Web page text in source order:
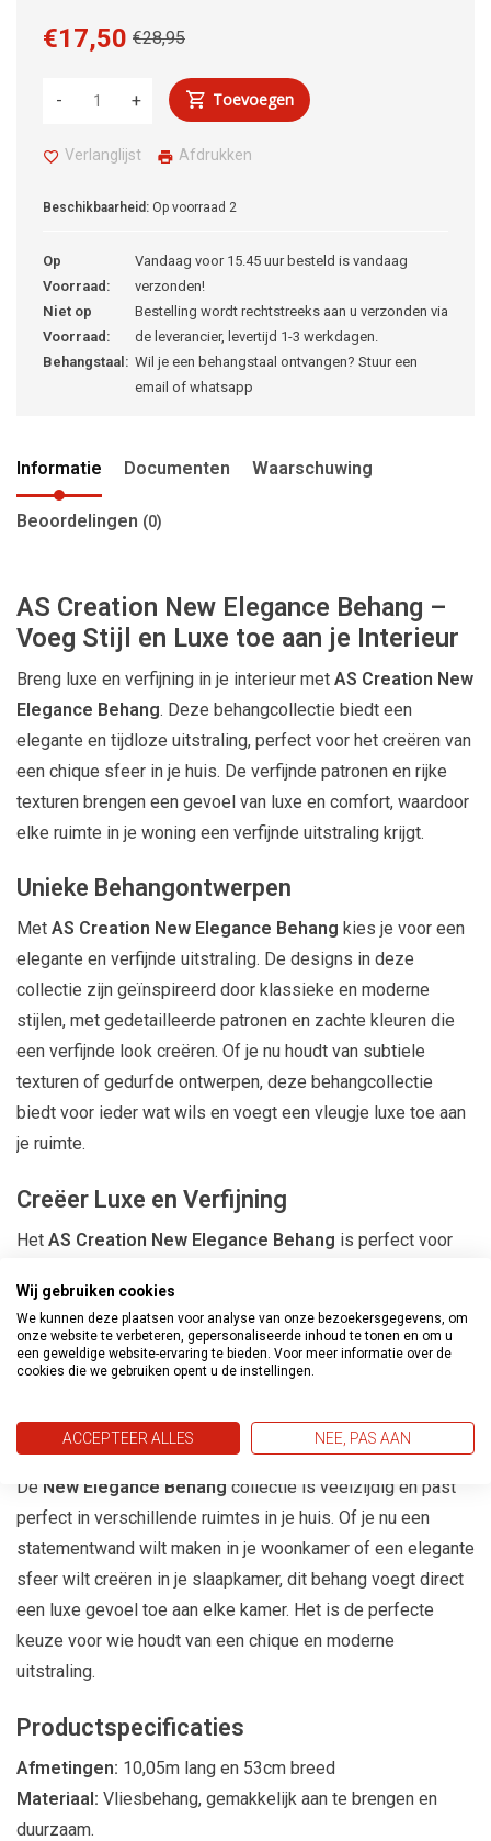
€28,95
€17,50
+
- Toevoegen
Verlanglijst Afdrukken
Beschikbaarheid: Op voorraad 2
Op
Voorraad:
Vandaag voor 15.45 uur besteld is vandaag
verzonden!
Niet op
Voorraad:
Bestelling wordt rechtstreeks aan u verzonden via
de leverancier, levertijd 1-3 werkdagen.
Behangstaal: Wil je een behangstaal ontvangen? Stuur een
email of whatsapp
Informatie Documenten Waarschuwing
Beoordelingen (0)
AS Creation New Elegance Behang –
Voeg Stijl en Luxe toe aan je Interieur
Breng luxe en verfijning in je interieur met AS Creation New
Elegance Behang. Deze behangcollectie biedt een
elegante en tijdloze uitstraling, perfect voor het creëren van
een chique sfeer in je huis. De verfijnde patronen en rijke
texturen brengen een gevoel van luxe en comfort, waardoor
elke ruimte in je woning een verfijnde uitstraling krijgt.
Unieke Behangontwerpen
Met AS Creation New Elegance Behang kies je voor een
elegante en verfijnde uitstraling. De designs in deze
collectie zijn geïnspireerd door klassieke en moderne
stijlen, met gedetailleerde patronen en zachte kleuren die
een verfijnde look creëren. Of je nu houdt van subtiele
texturen of gedurfde ontwerpen, deze behangcollectie
biedt voor ieder wat wils en voegt een vleugje luxe toe aan
je ruimte.
Creëer Luxe en Verfijning
Het AS Creation New Elegance Behang is perfect voor
voor het opfrissen van de woonkamer, slaapkamer of een
andere ruimte die een luxe uitstraling verdient. De
behangontwerpen brengen een warme, uitnodigende sfeer
Voor Elke Ruimte
De New Elegance Behang collectie is veelzijdig en past
perfect in verschillende ruimtes in je huis. Of je nu een
statementwand wilt maken in je woonkamer of een elegante
sfeer wilt creëren in je slaapkamer, dit behang voegt direct
een luxe gevoel toe aan elke kamer. Het is de perfecte
keuze voor wie houdt van een chique en moderne
uitstraling.
Productspecificaties
Afmetingen: 10,05m lang en 53cm breed
Materiaal: Vliesbehang, gemakkelijk aan te brengen en
duurzaam.
Wij gebruiken cookies
We kunnen deze plaatsen voor analyse van onze bezoekersgegevens, om
onze website te verbeteren, gepersonaliseerde inhoud te tonen en om u
een geweldige website-ervaring te bieden. Voor meer informatie over de
cookies die we gebruiken opent u de instellingen.
ACCEPTEER ALLES NEE, PAS AAN